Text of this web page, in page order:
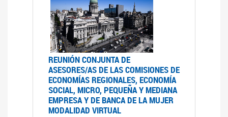
REUNIÓN CONJUNTA DE
ASESORES/AS DE LAS COMISIONES DE
ECONOMÍAS REGIONALES, ECONOMÍA
SOCIAL, MICRO, PEQUEÑA Y MEDIANA
EMPRESA Y DE BANCA DE LA MUJER
MODALIDAD VIRTUAL